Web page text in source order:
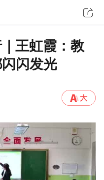
王虹霞：教
闪发光